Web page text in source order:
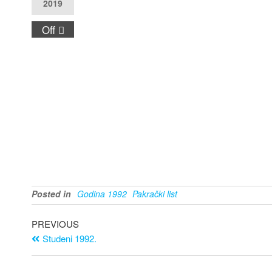
2019
Off
Posted in Godina 1992 Pakrački list
PREVIOUS
Studeni 1992.